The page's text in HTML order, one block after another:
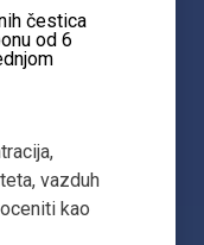
čestica
od 6
vazduh
kao